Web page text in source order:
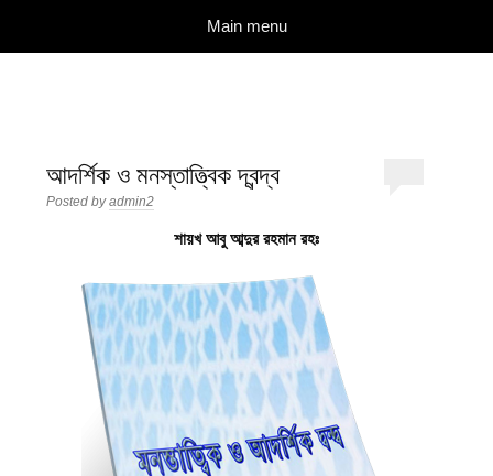
Main menu
আদর্শিক ও মনস্তাত্ত্বিক দ্বন্দ্ব
Posted byadmin2
শায়খ আবু আব্দুর রহমান রহঃ